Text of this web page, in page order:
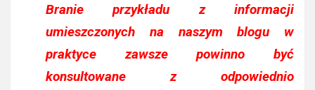
Branie przykładu z informacji
umieszczonych na naszym blogu w
praktyce zawsze powinno być
konsultowane z odpowiednio